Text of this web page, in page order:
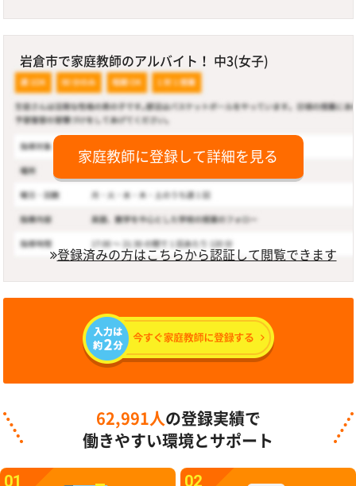
岩倉市で家庭教師のアルバイト！ 中3(女子)
家庭教師に登録して詳細を見る
登録済みの方はこちらから認証して閲覧できます
62,991人 の登録実績で
働きやすい環境とサポート
01 02